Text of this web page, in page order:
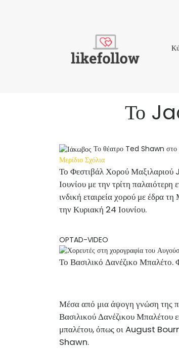
Το
Το θέατρο Ted Shawn
Μερίδιο Σχόλια
Το Φεστιβάλ Χορού
Ιουνίου με την τρίτη
ινδική εταιρεία χορού με έδρα
την Κυριακή 24 Ιουνίου.
OPTAD-VIDEO
Το Βασιλικό Δανέζικο
Μέσα από μια άψογη γνώση της
Βασιλικού Δανέζικου Μπαλέτου
μπαλέτου, όπως οι August
Shawn.